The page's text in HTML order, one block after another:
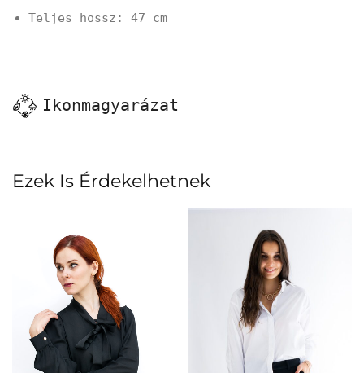
Teljes hossz: 47 cm
Ikonmagyarázat
Ezek Is Érdekelhetnek